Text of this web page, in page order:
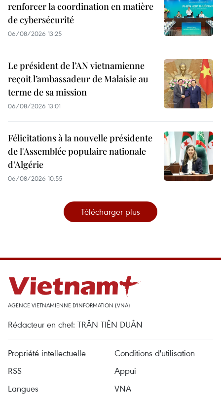
renforcer la coordination en matière
de cybersécurité
06/08/2026 13:25
Le président de l’AN vietnamienne
reçoit l’ambassadeur de Malaisie au
terme de sa mission
06/08/2026 13:01
Félicitations à la nouvelle présidente
de l'Assemblée populaire nationale
d’Algérie
06/08/2026 10:55
Télécharger plus
AGENCE VIETNAMIENNE D'INFORMATION (VNA)
Rédacteur en chef: TRÂN TIÊN DUÂN
Propriété intellectuelle
Conditions d'utilisation
RSS
Appui
Langues
VNA